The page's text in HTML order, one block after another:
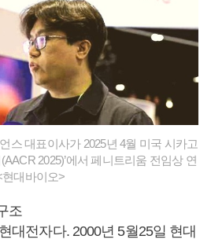
스 대표이사가 2025년 4월 미국 시카고
2025)’에서 페니트리움 전임상 연
대바이오>
조
대전자다. 2000년 5월25일 현대